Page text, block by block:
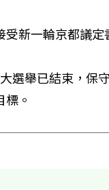
新一輪京都議定
選舉已結束，保
。